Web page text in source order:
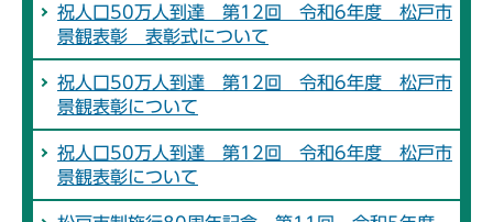
祝人口50万人到達 第12回 令和6年度 松戸市
景観表彰 表彰式について
祝人口50万人到達 第12回 令和6年度 松戸市
景観表彰について
祝人口50万人到達 第12回 令和6年度 松戸市
景観表彰について